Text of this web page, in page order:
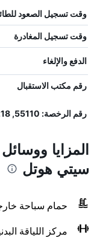
وقت تسجيل الصعود
وقت تسجيل المغادرة
الدفع والإلغاء
رقم مكتب الاستقبال
رقم الرخصة: 55110, 9120215080218
المزايا
سيتي هوتل
حمام سباحة
مركز اللياقة